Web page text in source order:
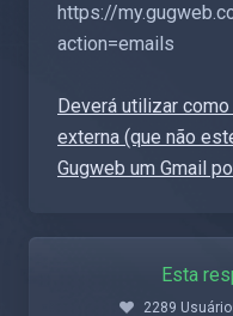
https://
action=emails
Deverá utilizar
externa (que não
Gugweb um Gmail
Esta
2289